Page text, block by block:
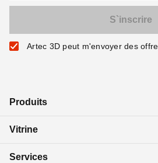
Artec 3D peut m'envoyer des
Produits
Vitrine
Services